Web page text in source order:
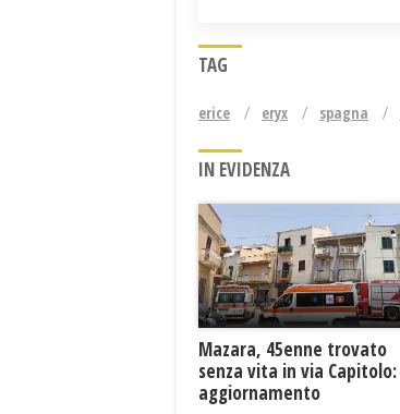
TAG
erice eryx spagna
IN EVIDENZA
Mazara, 45enne trovato
senza vita in via Capitolo:
aggiornamento